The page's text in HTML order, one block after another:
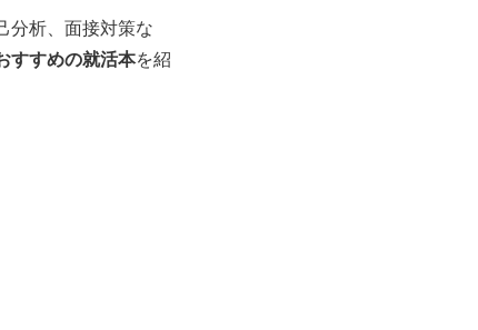
分析、面接対策な
すすめの就活本を紹